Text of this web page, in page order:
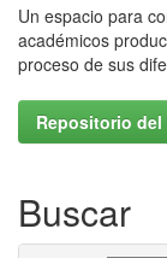
Un espacio para
académicos
proceso de sus
Repositorio del
Buscar